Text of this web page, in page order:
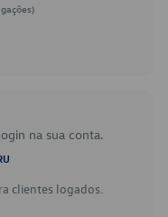
na sua conta.
clientes logados.